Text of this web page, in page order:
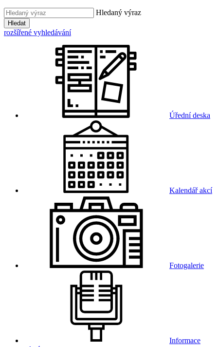
Hledaný výraz
Hledat
rozšířené vyhledávání
Úřední deska
Kalendář akcí
Fotogalerie
Informace